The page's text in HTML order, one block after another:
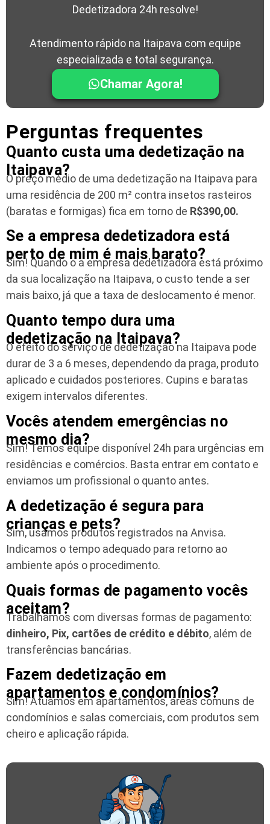
Dedetizadora 24h resolve!
Atendimento rápido na Itaipava com equipe
especializada e total segurança.
Chamar Agora!
Perguntas frequentes
Quanto custa uma dedetização na
Itaipava?
O preço médio de uma dedetização na Itaipava para
uma residência de 200 m² contra insetos rasteiros
(baratas e formigas) fica em torno de R$390,00.
Se a empresa dedetizadora está
perto de mim é mais barato?
Sim! Quando o a empresa dedetizadora está próximo
da sua localização na Itaipava, o custo tende a ser
mais baixo, já que a taxa de deslocamento é menor.
Quanto tempo dura uma
dedetização na Itaipava?
O efeito do serviço de dedetização na Itaipava pode
durar de 3 a 6 meses, dependendo da praga, produto
aplicado e cuidados posteriores. Cupins e baratas
exigem intervalos diferentes.
Vocês atendem emergências no
mesmo dia?
Sim! Temos equipe disponível 24h para urgências em
residências e comércios. Basta entrar em contato e
enviamos um profissional o quanto antes.
A dedetização é segura para
crianças e pets?
Sim, usamos produtos registrados na Anvisa.
Indicamos o tempo adequado para retorno ao
ambiente após o procedimento.
Quais formas de pagamento vocês
aceitam?
Trabalhamos com diversas formas de pagamento:
dinheiro, Pix, cartões de crédito e débito, além de
transferências bancárias.
Fazem dedetização em
apartamentos e condomínios?
Sim! Atuamos em apartamentos, áreas comuns de
condomínios e salas comerciais, com produtos sem
cheiro e aplicação rápida.